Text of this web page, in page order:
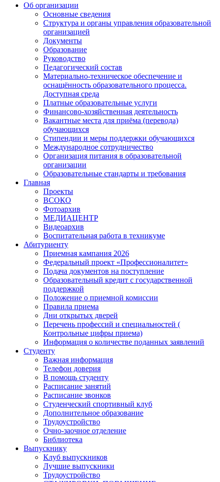
Об организации
Основные сведения
Структура и органы управления образовательной
организацией
Документы
Образование
Руководство
Педагогический состав
Материально-техническое обеспечение и
оснащённость образовательного процесса.
Доступная среда
Платные образовательные услуги
Финансово-хозяйственная деятельность
Вакантные места для приёма (перевода)
обучающихся
Стипендии и меры поддержки обучающихся
Международное сотрудничество
Организация питания в образовательной
организации
Образовательные стандарты и требования
Главная
Проекты
ВСОКО
Фотоархив
МЕДИАЦЕНТР
Видеоархив
Воспитательная работа в техникуме
Абитуриенту
Приемная кампания 2026
Федеральный проект «Профессионалитет»
Подача документов на поступление
Образовательный кредит с государственной
поддержкой
Положение о приемной комиссии
Правила приема
Дни открытых дверей
Перечень профессий и специальностей (
Контрольные цифры приема)
Информация о количестве поданных заявлений
Студенту
Важная информация
Телефон доверия
В помощь студенту
Расписание занятий
Расписание звонков
Студенческий спортивный клуб
Дополнительное образование
Трудоустройство
Очно-заочное отделение
Библиотека
Выпускнику
Клуб выпускников
Лучшие выпускники
Трудоустройство